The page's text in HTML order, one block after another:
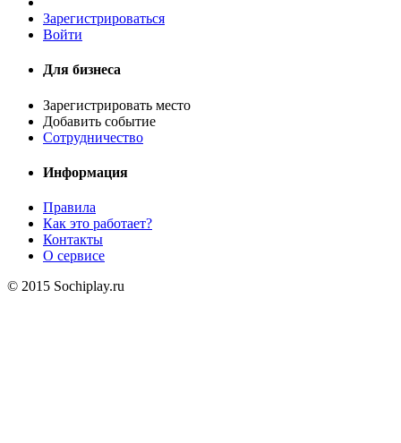
Зарегистрироваться
Войти
Для бизнеса
Зарегистрировать место
Добавить событие
Сотрудничество
Информация
Правила
Как это работает?
Контакты
О сервисе
© 2015 Sochiplay.ru